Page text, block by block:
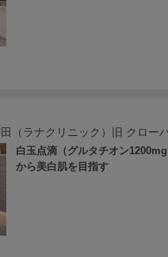
（ラナクリニック）旧 クロー
白玉点滴（グルタチオン
から美白肌を目指す